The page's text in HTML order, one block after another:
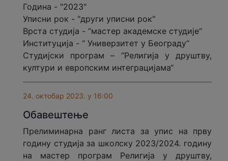
Година - "2023"
Уписни рок - "други уписни рок"
Врста студија - “мастер академске студије“
Институција - “ Универзитет у Београду“
Студијски програм – “Религија у друштву,
култури и европским интеграцијама“
24. октобар 2023. у 16:00
Обавештење
Прелиминарна ранг листа за упис на прву
годину студија за школску 2023/2024. годину
на мастер програм Религија у друштву,